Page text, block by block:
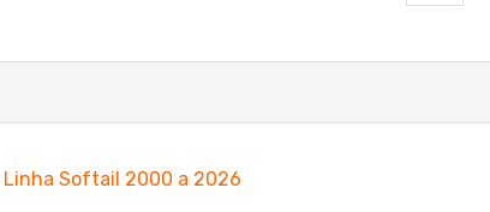
Softail 2000 a 2026